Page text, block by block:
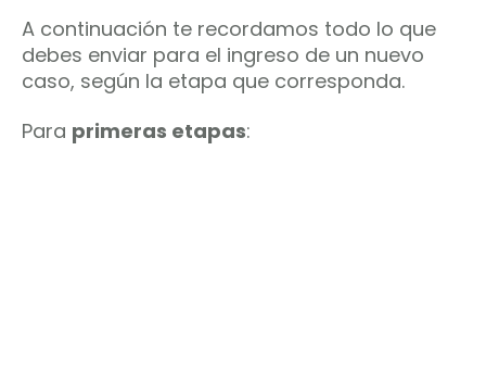
A continuación te recordamos todo lo que
debes enviar para el ingreso de un nuevo
caso, según la etapa que corresponda.
Para primeras etapas: